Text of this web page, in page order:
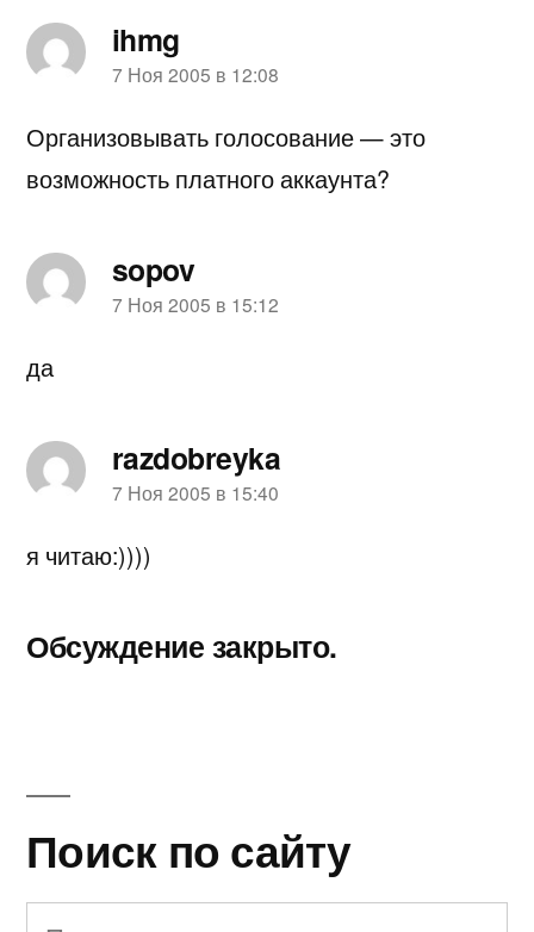
ihmg
пишет:
7 Ноя 2005 в 12:08
Организовывать голосование — это
возможность платного аккаунта?
sopov
пишет:
7 Ноя 2005 в 15:12
да
razdobreyka
пишет:
7 Ноя 2005 в 15:40
я читаю:))))
Обсуждение закрыто.
Поиск по сайту
Найти: